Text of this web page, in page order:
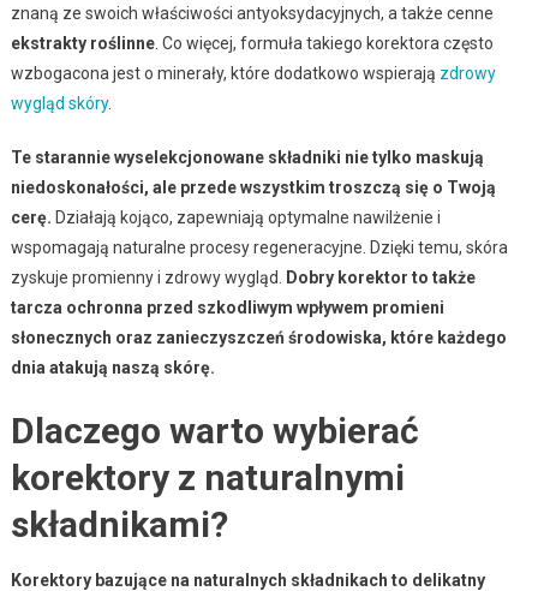
znaną ze swoich właściwości antyoksydacyjnych, a także cenne
ekstrakty roślinne. Co więcej, formuła takiego korektora często
wzbogacona jest o minerały, które dodatkowo wspierają zdrowy
wygląd skóry.
Te starannie wyselekcjonowane składniki nie tylko maskują
niedoskonałości, ale przede wszystkim troszczą się o Twoją
cerę. Działają kojąco, zapewniają optymalne nawilżenie i
wspomagają naturalne procesy regeneracyjne. Dzięki temu, skóra
zyskuje promienny i zdrowy wygląd.
Dobry korektor to także
tarcza ochronna przed szkodliwym wpływem promieni
słonecznych oraz zanieczyszczeń środowiska, które każdego
dnia atakują naszą skórę.
Dlaczego warto wybierać
korektory z naturalnymi
składnikami?
Korektory bazujące na naturalnych składnikach to delikatny